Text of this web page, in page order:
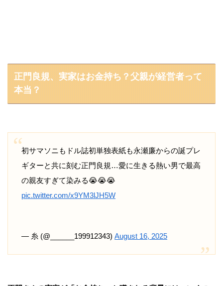
正門良規、実家はお金持ち？父親が経営者って
本当？
初サマソニもドル誌初単独表紙も永瀬廉からの誕プレ
ギターと共に刻む正門良規…愛に生きる熱い男で最高
の親友すぎて染みる😭😭😭
pic.twitter.com/x9YM3lJH5W
— 糸 (@______199912343) August 16, 2025